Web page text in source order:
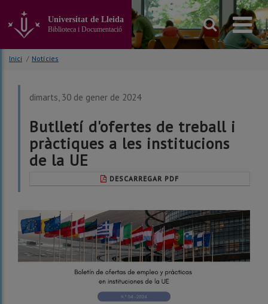
contingut
principal
Universitat de Lleida
Biblioteca i Documentació
Inici / Notícies
dimarts, 30 de gener de 2024
Butlletí d'ofertes de treball i
pràctiques a les institucions
de la UE
DESCARREGAR PDF